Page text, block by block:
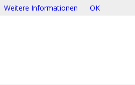
Weitere Informationen OK